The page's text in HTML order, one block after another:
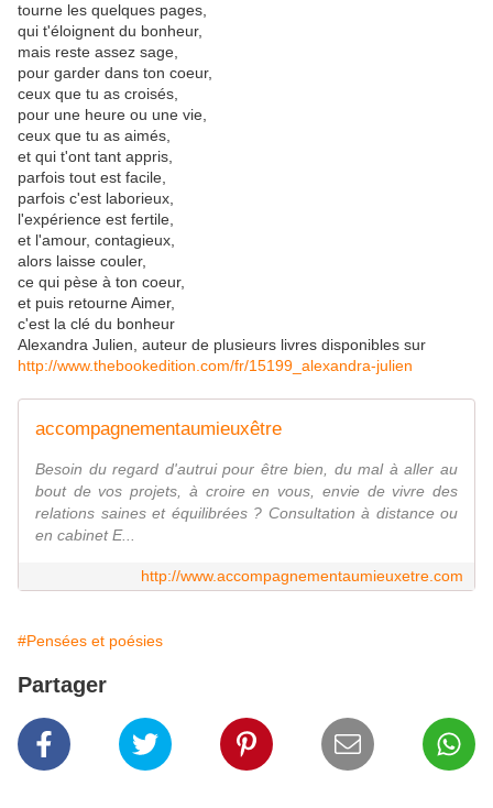
tourne les quelques pages,
qui t'éloignent du bonheur,
mais reste assez sage,
pour garder dans ton coeur,
ceux que tu as croisés,
pour une heure ou une vie,
ceux que tu as aimés,
et qui t'ont tant appris,
parfois tout est facile,
parfois c'est laborieux,
l'expérience est fertile,
et l'amour, contagieux,
alors laisse couler,
ce qui pèse à ton coeur,
et puis retourne Aimer,
c'est la clé du bonheur
Alexandra Julien, auteur de plusieurs livres disponibles sur
http://www.thebookedition.com/fr/15199_alexandra-julien
accompagnementaumieuxêtre
Besoin du regard d'autrui pour être bien, du mal à aller au
bout de vos projets, à croire en vous, envie de vivre des
relations saines et équilibrées ? Consultation à distance ou
en cabinet E...
http://www.accompagnementaumieuxetre.com
#Pensées et poésies
Partager